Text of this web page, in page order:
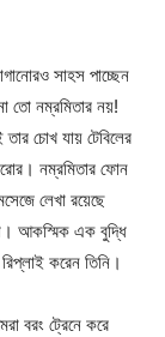
সাহস পাচ্ছেন
তো নম্রমিতার নয়!
চোখ যায় টেবিলের
নম্রমিতার ফোন
লেখা রয়েছে
আকস্মিক এক বুদ্ধি
করেন তিনি।
বরং ট্রেনে করে